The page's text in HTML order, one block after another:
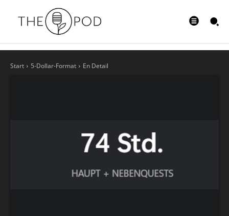
Start 5-Dollar-Format En Detail